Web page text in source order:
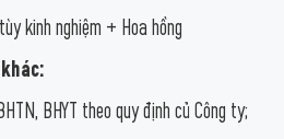
kinh nghiệm + Hoa hồng
BHYT theo quy định củ Công ty;